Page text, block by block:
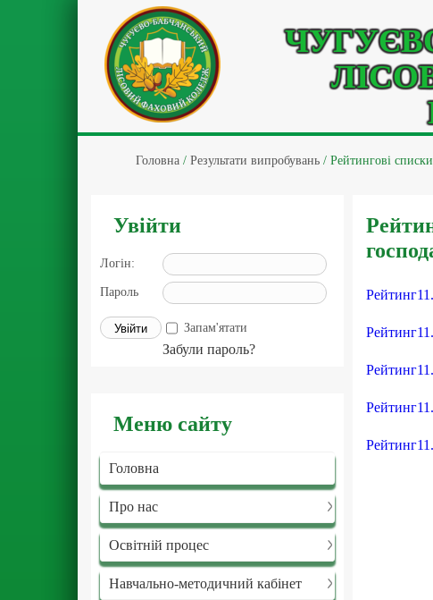
Головна / Результати випробувань / Рейтингові
Увійти
Логін:
Пароль
Запам'ятати
Забули пароль?
Меню сайту
Головна
Про нас
Освітній процес
Навчально-методичний кабінет